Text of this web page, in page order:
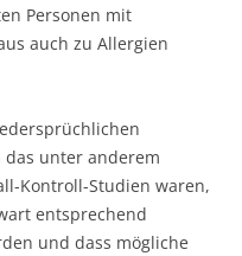
Personen mit
auch zu Allergien
das unter anderem
Kontroll-Studien waren,
entsprechend
und dass mögliche